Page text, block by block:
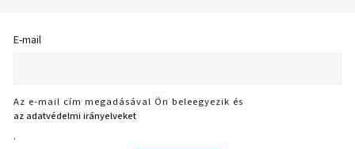
E-mail
Az e-mail cím megadásával Ön beleegyezik és
az adatvédelmi irányelveket
.